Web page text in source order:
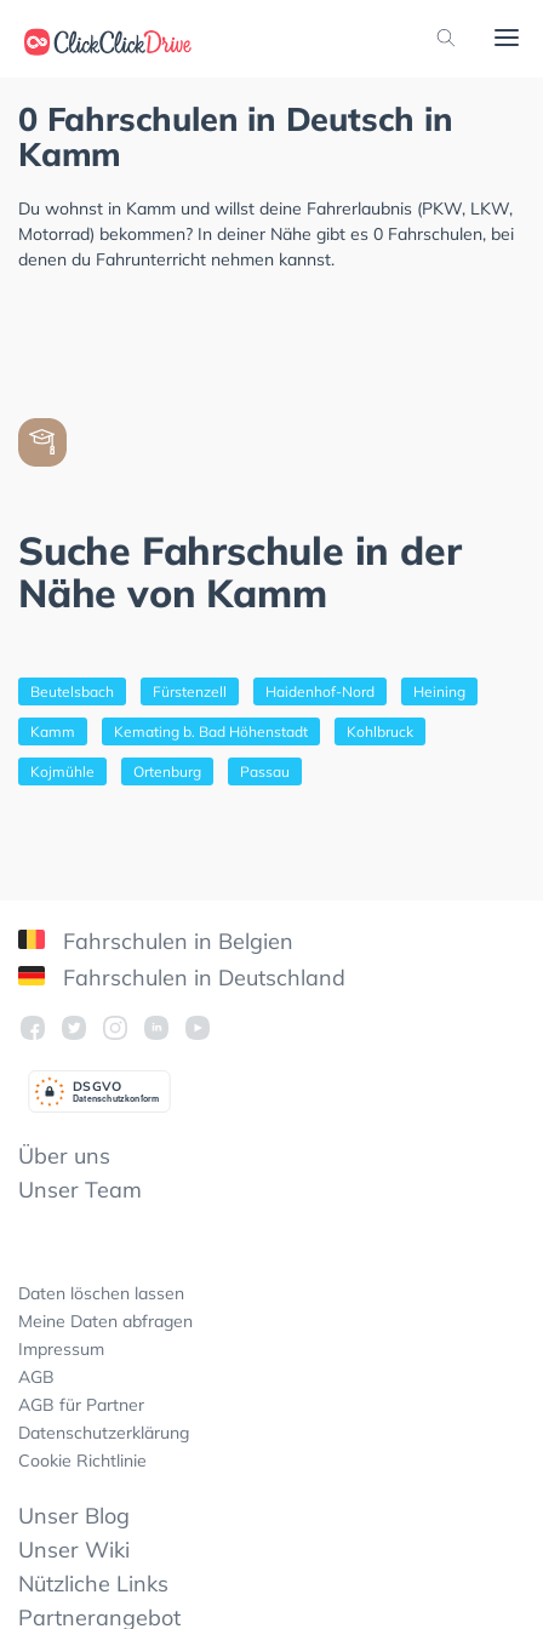
0 Fahrschulen in Deutsch in
Kamm
Du wohnst in Kamm und willst deine Fahrerlaubnis (PKW, LKW,
Motorrad) bekommen? In deiner Nähe gibt es 0 Fahrschulen, bei
denen du Fahrunterricht nehmen kannst.
Suche Fahrschule in der
Nähe von Kamm
Beutelsbach Fürstenzell Haidenhof-Nord Heining
Kamm Kemating b. Bad Höhenstadt Kohlbruck
Kojmühle Ortenburg Passau
Fahrschulen in Belgien
Fahrschulen in Deutschland
Datenschutzkonform
DSGVO
Über uns
Unser Team
Daten löschen lassen
Meine Daten abfragen
Impressum
AGB
AGB für Partner
Datenschutzerklärung
Cookie Richtlinie
Unser Blog
Unser Wiki
Nützliche Links
Partnerangebot